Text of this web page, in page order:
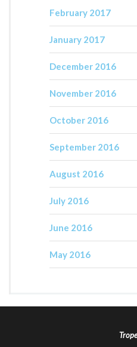
February 2017
January 2017
December 2016
November 2016
October 2016
September 2016
August 2016
July 2016
June 2016
May 2016